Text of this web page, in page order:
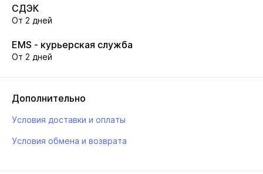
СДЭК
От 2 дней
EMS - курьерская служба
От 2 дней
Дополнительно
Условия доставки и оплаты
Условия обмена и возврата